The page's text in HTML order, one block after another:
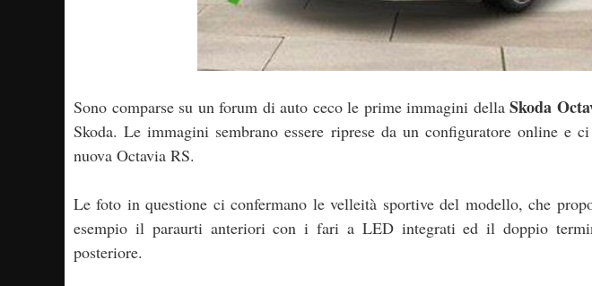
Sono comparse su un forum di auto ceco le prime immagini dellaSkoda
Skoda. Le immagini sembrano essere riprese da un configuratore online e
nuova Octavia RS.
Le foto in questione ci confermano le velleità sportive del modello, che
esempio il paraurti anteriori con i fari a LED integrati ed il doppio
posteriore.